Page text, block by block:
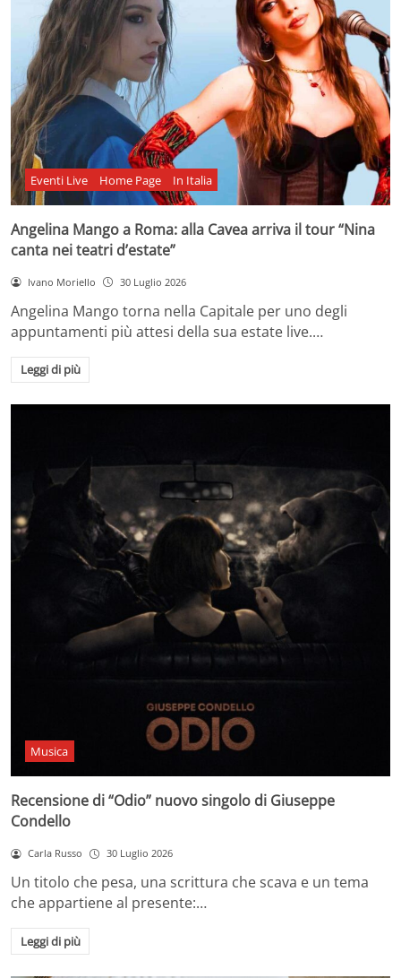
Eventi Live Home Page In Italia
Angelina Mango a Roma: alla Cavea arriva il tour “Nina
canta nei teatri d’estate”
Ivano Moriello 30 Luglio 2026
Angelina Mango torna nella Capitale per uno degli
appuntamenti più attesi della sua estate live.…
Leggi di più
Musica
Recensione di “Odio” nuovo singolo di Giuseppe
Condello
Carla Russo 30 Luglio 2026
Un titolo che pesa, una scrittura che scava e un tema
che appartiene al presente:…
Leggi di più